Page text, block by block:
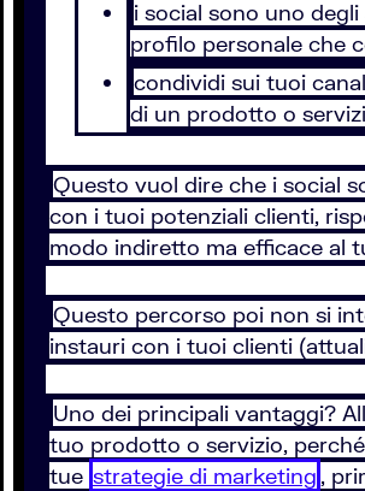
i social sono uno
profilo personale che
condividi sui tuoi
di un prodotto o
Questo vuol dire che i social
con i tuoi potenziali clienti,
modo indiretto ma efficace al
Questo percorso poi non si
instauri con i tuoi clienti
Uno dei principali vantaggi?
tuo prodotto o servizio,
tue strategie di marketing ,